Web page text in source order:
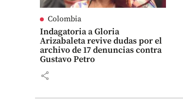
Colombia
Indagatoria a Gloria
Arizabaleta revive dudas por el
archivo de 17 denuncias contra
Gustavo Petro
share